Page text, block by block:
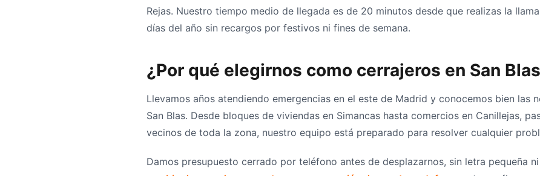
Rejas. Nuestro tiempo medio de llegada es de 20 minutos desde que realizas la
días del año sin recargos por festivos ni fines de semana.
¿Por qué elegirnos como cerrajeros en San
Llevamos años atendiendo emergencias en el este de Madrid y conocemos bien las
San Blas. Desde bloques de viviendas en Simancas hasta comercios en Canillejas,
vecinos de toda la zona, nuestro equipo está preparado para resolver cualquier
Damos presupuesto cerrado por teléfono antes de desplazarnos, sin letra pequeña